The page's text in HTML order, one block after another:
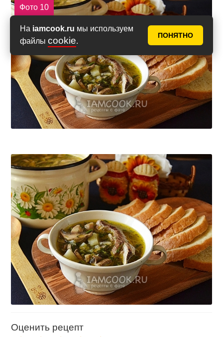
На iamcook.ru мы используем
файлы cookie.
ПОНЯТНО
Фото 10
Оценить рецепт